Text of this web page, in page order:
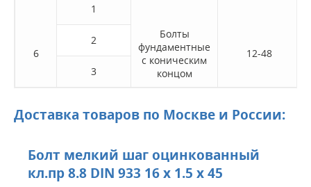
6
1
Болты
фундаментные
с коническим
концом
12-48
2
3
Доставка товаров по Москве и России:
Болт мелкий шаг оцинкованный
кл.пр 8.8 DIN 933 16 х 1.5 х 45